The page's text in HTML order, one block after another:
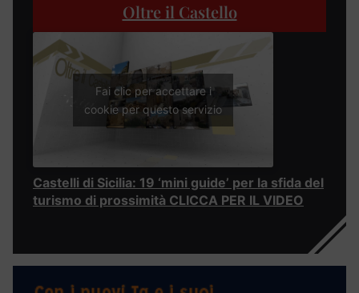
Oltre il Castello
Fai clic per accettare i
cookie per questo servizio
Castelli di Sicilia: 19 ‘mini guide’ per la sfida del
turismo di prossimità CLICCA PER IL VIDEO